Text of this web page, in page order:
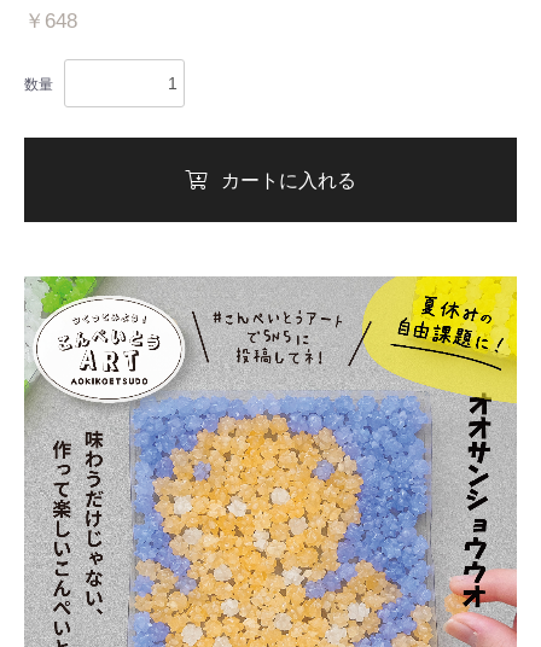
￥648
数量
カートに入れる